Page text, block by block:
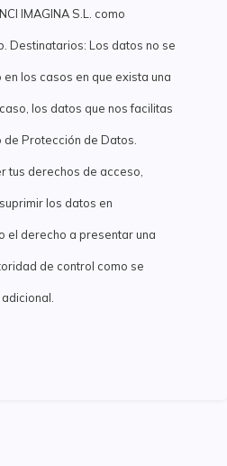
IMAGINA S.L. como
Destinatarios: Los datos no se
los casos en que exista una
los datos que nos facilitas
Protección de Datos.
tus derechos de acceso,
los datos en
el derecho a presentar una
de control como se